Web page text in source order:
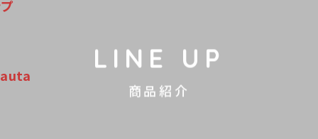
LINE UP
商品紹介